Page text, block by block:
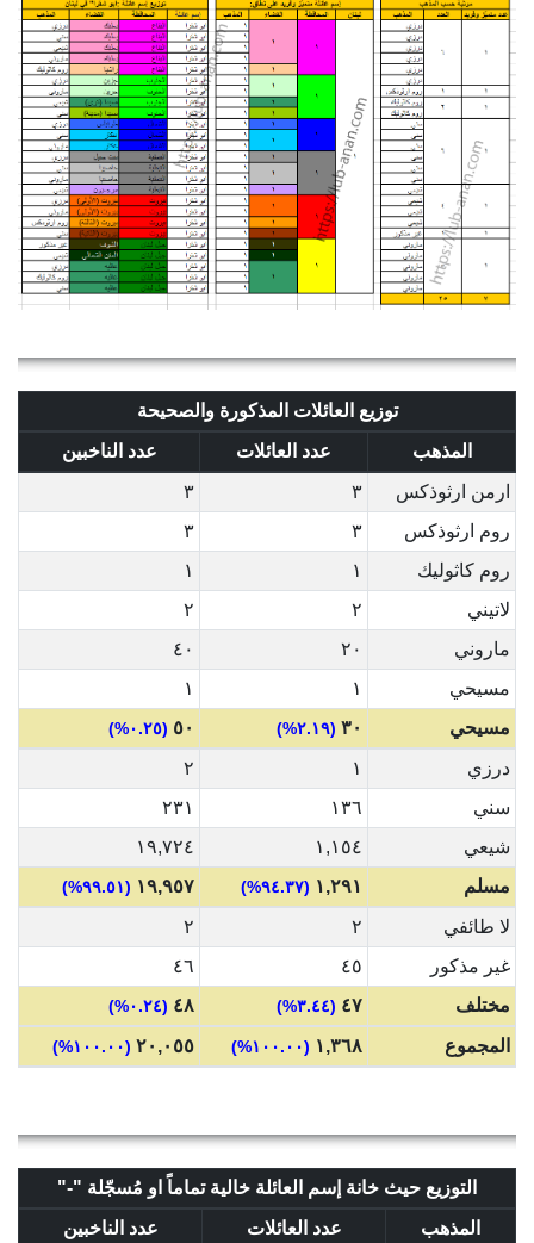
توزيع العائلات المذكورة والصحيحة
المذهب
عدد العائلات
عدد الناخبين
ارمن ارثوذكس
٣
٣
روم ارثوذكس
٣
٣
روم كاثوليك
١
١
لاتيني
٢
٢
ماروني
٢٠
٤٠
مسيحي
١
١
مسيحي
٣٠ (٢.١٩%) ٥٠ (٠.٢٥%)
درزي ١
٢
سني
١٣٦
٢٣١
شيعي
١,١٥٤
١٩,٧٢٤
مسلم
١,٢٩١ (٩٤.٣٧%) ١٩,٩٥٧ (٩٩.٥١%)
لا طائفي ٢
٢
غير مذكور
٤٥
٤٦
مختلف
٤٧ (٣.٤٤%) ٤٨ (٠.٢٤%)
المجموع ١,٣٦٨ (١٠٠.٠٠%) ٢٠,٠٥٥ (١٠٠.٠٠%)
التوزيع حيث خانة إسم العائلة خالية تماماً او مُسجّلة "-"
المذهب
عدد العائلات عدد الناخبين